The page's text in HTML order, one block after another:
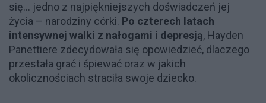
się... jedno z najpiękniejszych doświadczeń jej
życia – narodziny córki. Po czterech latach
intensywnej walki z nałogami i depresją, Hayden
Panettiere zdecydowała się opowiedzieć, dlaczego
przestała grać i śpiewać oraz w jakich
okolicznościach straciła swoje dziecko.